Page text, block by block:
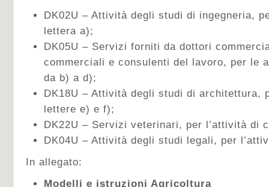
DK02U – Attività degli studi di ingegneria,
lettera a);
DK05U – Servizi forniti da dottori
commerciali e consulenti del lavoro, per le
da b) a d);
DK18U – Attività degli studi di architettura,
lettere e) e f);
DK22U – Servizi veterinari, per l’attività di
DK04U – Attività degli studi legali, per
In allegato:
Modelli e istruzioni Agricoltura